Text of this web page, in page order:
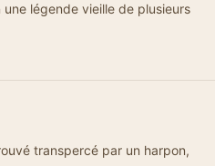
une légende vieille de plusieurs
transpercé par un harpon,